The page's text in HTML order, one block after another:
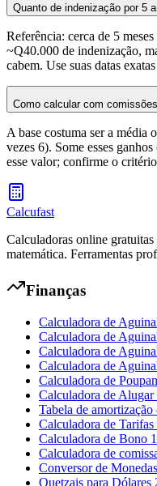
Quanto de indenização por 5
Referência: cerca de 5
~Q40.000 de indenização,
cabem. Use suas datas
Como calcular com
A base costuma ser a média
vezes 6). Some esses
esse valor; confirme o
Calcufast
Calculadoras online gratuitas
matemática. Ferramentas
Finanças
Calculadora de
Calculadora de
Calculadora de
Calculadora de
Calculadora de
Calculadora de
Tabela de
Calculadora de
Calculadora de Bono
Calculadora de
Conversor de Monedas
Quetzais para